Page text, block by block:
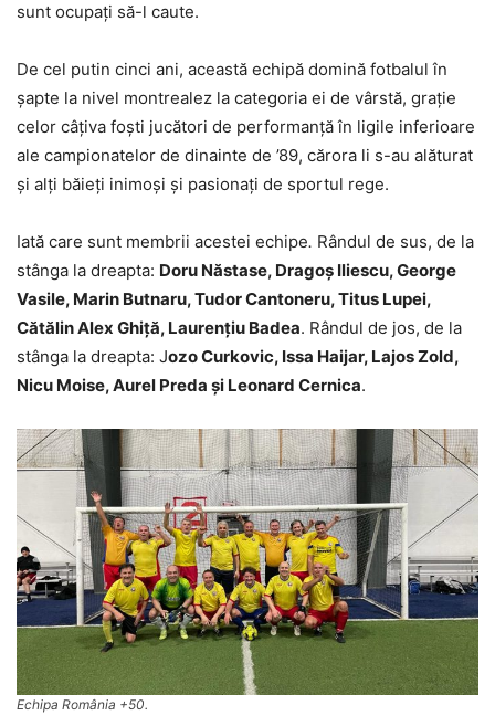
sunt ocupați să-l caute.
De cel putin cinci ani, această echipă domină fotbalul în
șapte la nivel montrealez la categoria ei de vârstă, grație
celor câțiva foști jucători de performanță în ligile inferioare
ale campionatelor de dinainte de ’89, cărora li s-au alăturat
și alți băieți inimoși și pasionați de sportul rege.
Iată care sunt membrii acestei echipe. Rândul de sus, de la
stânga la dreapta: Doru Năstase, Dragoș Iliescu, George
Vasile, Marin Butnaru, Tudor Cantoneru, Titus Lupei,
Cătălin Alex Ghiță, Laurențiu Badea. Rândul de jos, de la
stânga la dreapta: Jozo Curkovic, Issa Haijar, Lajos Zold,
Nicu Moise, Aurel Preda și Leonard Cernica.
Echipa România +50.